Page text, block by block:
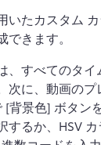
いたカスタム
きます。
、すべてのタイ
次に、動画のプ
背景色] ボタン
するか、HSV